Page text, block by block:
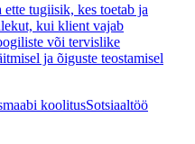
tugiisik, kes toetab ja
kui klient vajab
või tervislike
ja õiguste teostamisel
koolitusSotsiaaltöö